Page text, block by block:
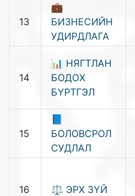
13
💼
БИЗНЕСИЙН
УДИРДЛАГА
14
📊 НЯГТЛАН
БОДОХ
БҮРТГЭЛ
15
📘
БОЛОВСРОЛ
СУДЛАЛ
16 ⚖️ ЭРХ ЗҮЙ